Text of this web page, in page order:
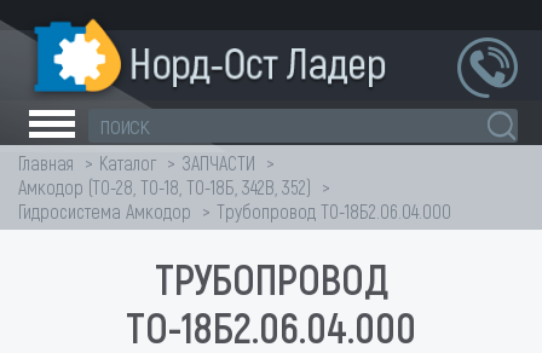
Главная Каталог
ЗАПЧАСТИ
Амкодор (ТО-28, ТО-18, ТО-18Б, 342В, 352)
Гидросистема Амкодор
Трубопровод ТО-18Б2.06.04.000
ТРУБОПРОВОД
ТО-18Б2.06.04.000